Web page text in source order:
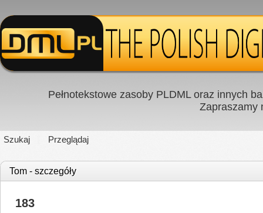
Pełnotekstowe zasoby PLDML oraz innych
Zapraszamy
Szukaj Przeglądaj
Tom - szczegóły
183